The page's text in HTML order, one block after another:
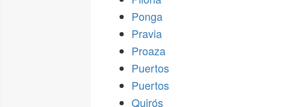
Ponga
Pravia
Proaza
Puertos
Puertos
Quirós